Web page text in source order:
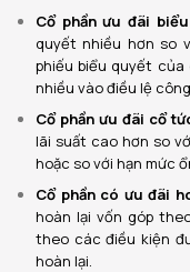
Cổ phần ưu đãi
quyết nhiều hơn so
phiếu biểu quyết
nhiều vào điều lệ
Cổ phần ưu đãi cổ
lãi suất cao hơn so
hoặc so với hạn mức
Cổ phần có ưu đãi
hoàn lại vốn góp
theo các điều kiện
hoàn lại.